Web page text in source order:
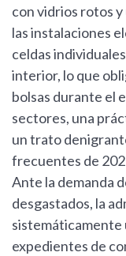
con vidrios rotos
las instalaciones
celdas
interior, lo que
bolsas durante el
sectores, una
un trato
frecuentes de
Ante la demanda
desgastados, la
sistemáticamente
expedientes de